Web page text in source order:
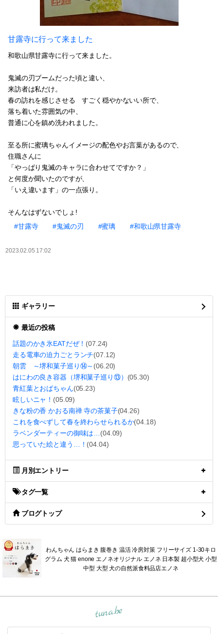
甘露寺に行って来ました
和歌山県甘露寺に行って来ました。
鬼滅の刃ブームだった頃と違い、
来訪者は私だけ。
春の訪れを感じさせる すごく穏やかないい所で、
落ち着いた雰囲気の中、
普通に心を鎮め洗われました。
至る所に蜜璃ちゃんイメージの配色やお言葉があるので、
住職さんに
「やっぱり鬼滅のキャラに合わせてですか？」
と何度か聞いたのですが、
「いえ違います」の一点張り。
そんなはずないでしょ!
#甘露寺
#鬼滅の刃 #蜜璃 #和歌山県甘露寺
2023.02.05 17:02
ギャラリー
最近の投稿
話題のかき氷EATだぜ！ (07.24)
走る電車の迫力ごとランチ(07.12)
朝雲 ～堺和菓子巡り⑭～ (06.20)
はにわの良き容器（堺和菓子巡り⑬） (05.30)
青紅葉とおばちゃん(05.23)
眩しいニャ！ (05.09)
きな粉の香 かおる南禅 寺の茶菓子(04.26)
これを食べずして春を終わらせられるか(04.18)
ラベンダーティーの御味は… (04.09)
思っていた絵と違う…！ (04.04)
月別エントリー
タグ一覧
ブログトップ
わんちゃん はらまき 腹巻き 温活 冷房対策 フリーサイズ 1-30キロ
グラム 犬 猫 enone エノネオリジナル エノネ 日本製 超小型犬 小型
中型 大型 犬の自然派食料品店エノネ
tuna.be